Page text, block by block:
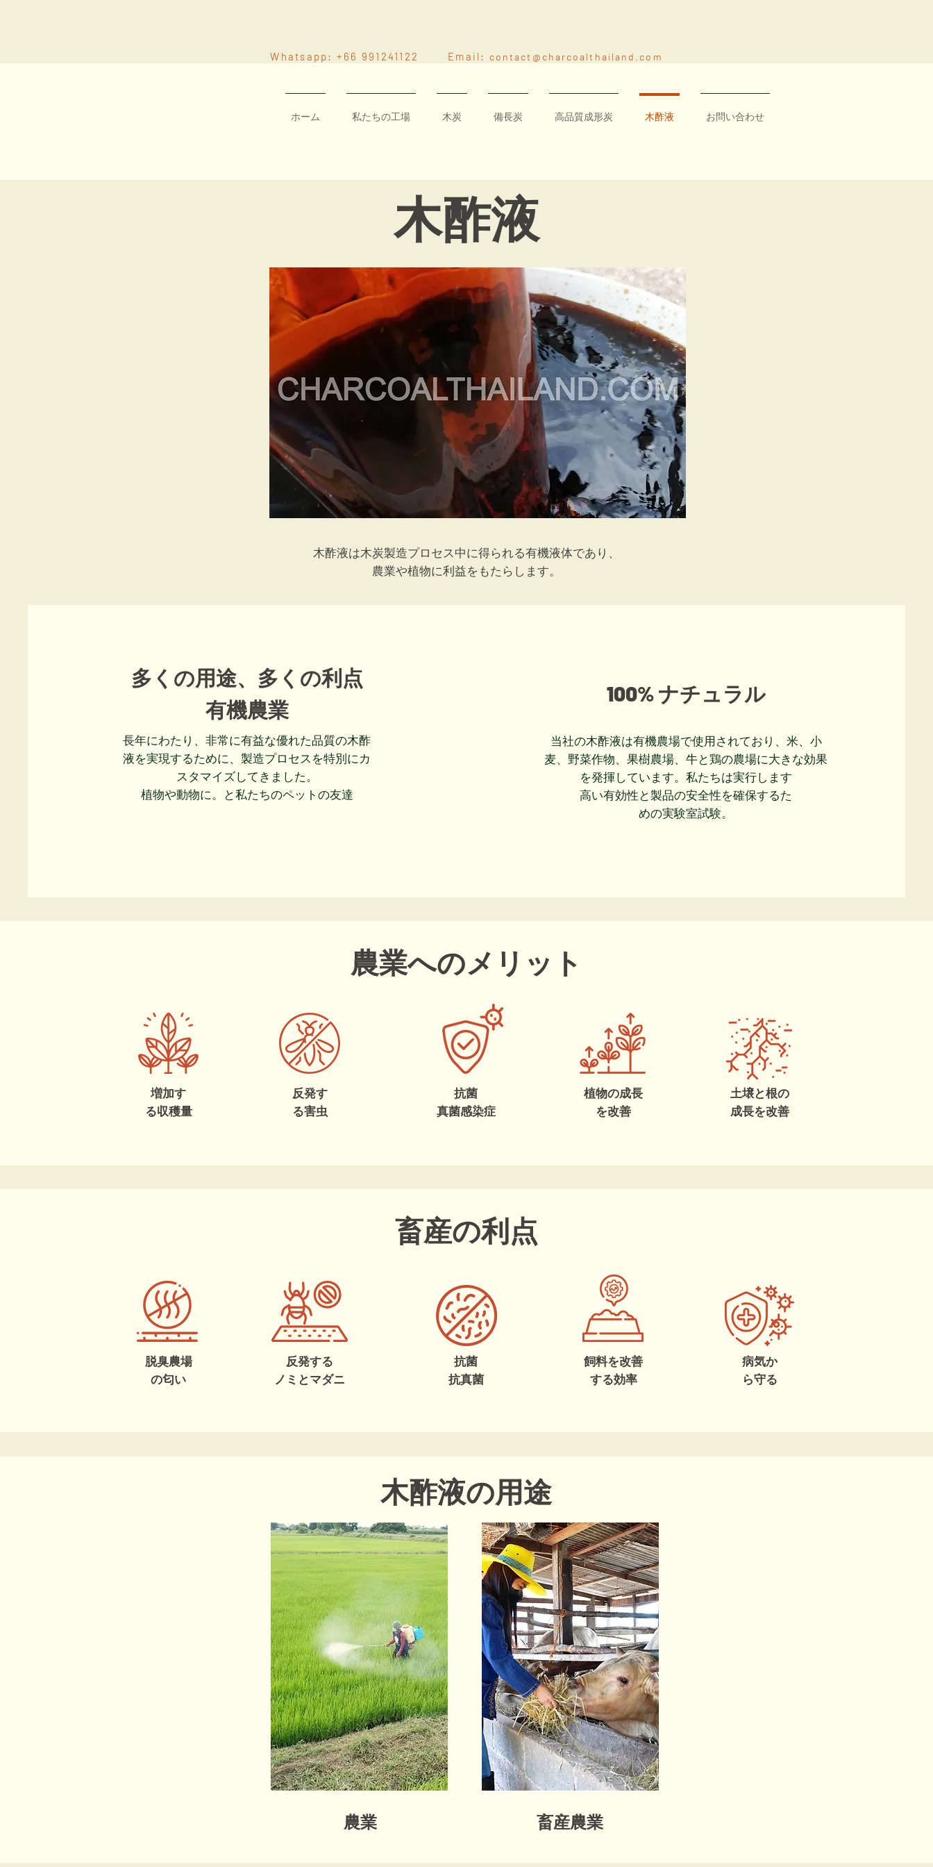
Whatsapp: +66 991241122 Email: contact@charcoalthailand.com
ホーム 私たちの工場 木炭 ​備長炭 高品質成形炭 木酢液 お問い合わせ
木酢液
​木酢液は木炭製造プロセス中に得られる有機液体であり、
農業や植物に利益をもたらします。
多くの用途、多くの利点
有機農業
長年にわたり、非常に有益な優れた品質の木酢
液を実現するために、製造プロセスを特別にカ
スタマイズしてきました。
植物や動物に。と私たちのペットの友達
100% ナチュラル
当社の木酢液は有機農場で使用されており、米、小
麦、野菜作物、果樹農場、牛と鶏の農場に大きな効果
を発揮しています。私たちは実行します
高い有効性と製品の安全性を確保するた
めの実験室試験。
農業へのメリット
増加す
る収穫量
反発す
る害虫
抗菌
真菌感染症
植物の成長
を改善
土壌と根の
成長を改善
畜産の利点
脱臭農場
の匂い
反発する
ノミとマダニ
抗菌
抗真菌
飼料を改善
する効率
病気か
ら守る
木酢液の用途
農業 畜産農業